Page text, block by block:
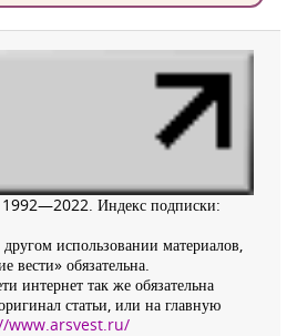
1992—2022. Индекс подписки:
использовании материалов,
вести» обязательна.
интернет так же обязательна
статьи, или на главную
www.arsvest.ru/